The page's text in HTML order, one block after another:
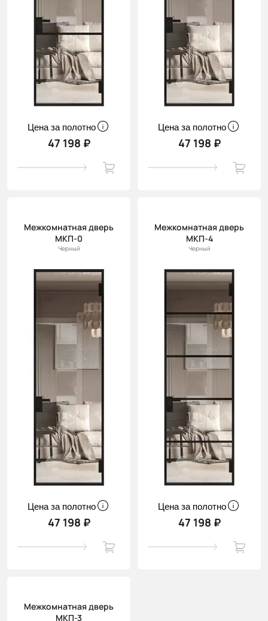
Цена за полотно
47 198 ₽
Цена за полотно
47 198 ₽
Межкомнатная дверь
МКП-0
Черный
Цена за полотно
47 198 ₽
Межкомнатная дверь
МКП-4
Черный
Цена за полотно
47 198 ₽
Межкомнатная дверь
МКП-3